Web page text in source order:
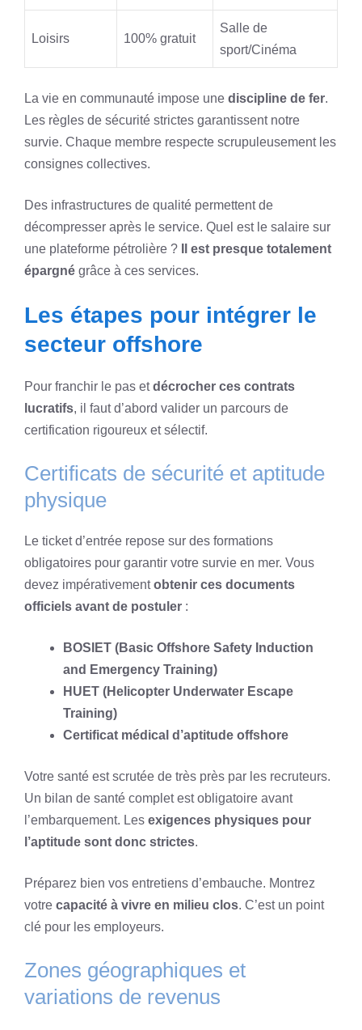
Loisirs 100% gratuit
Salle de
sport/Cinéma
La vie en communauté impose une discipline de fer.
Les règles de sécurité strictes garantissent notre
survie. Chaque membre respecte scrupuleusement les
consignes collectives.
Des infrastructures de qualité permettent de
décompresser après le service. Quel est le salaire sur
une plateforme pétrolière ?
Il est presque totalement
épargné grâce à ces services.
Les étapes pour intégrer le
secteur offshore
Pour franchir le pas etdécrocher ces contrats
lucratifs, il faut d’abord valider un parcours de
certification rigoureux et sélectif.
Certificats de sécurité et aptitude
physique
Le ticket d’entrée repose sur des formations
obligatoires pour garantir votre survie en mer. Vous
devez impérativementobtenir ces documents
officiels avant de postuler :
BOSIET (Basic Offshore Safety Induction
and Emergency Training)
HUET (Helicopter Underwater Escape
Training)
Certificat médical d’aptitude offshore
Votre santé est scrutée de très près par les recruteurs.
Un bilan de santé complet est obligatoire avant
l’embarquement. Les exigences physiques pour
l’aptitude sont donc strictes.
Préparez bien vos entretiens d’embauche. Montrez
votre capacité à vivre en milieu clos. C’est un point
clé pour les employeurs.
Zones géographiques et
variations de revenus